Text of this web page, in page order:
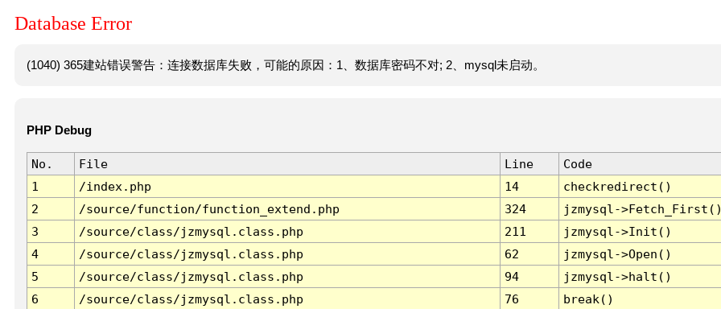
Database Error
(1040) 365建站错误警告：连接数据库失败，可能的原因：1、数据库密码不对; 2、mysql未启动。
PHP Debug
No. File Line
Code
1
/index.php 14
checkredirect()
2
/source/function/function_extend.php 324
jzmysql-
3
/source/class/jzmysql.class.php 211
jzmysql->Init()
4
/source/class/jzmysql.class.php 62
jzmysql->Open()
5
/source/class/jzmysql.class.php 94
jzmysql->halt()
6
/source/class/jzmysql.class.php 76 break()